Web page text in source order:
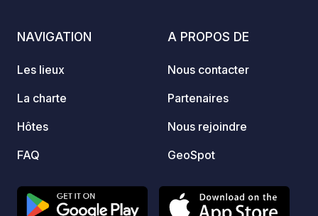
NAVIGATION
Les lieux
La charte
Hôtes
FAQ
A PROPOS DE
Nous contacter
Partenaires
Nous rejoindre
GeoSpot